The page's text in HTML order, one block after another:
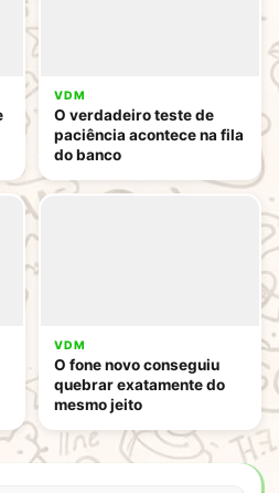
VDM
O verdadeiro teste de
paciência acontece na fila
do banco
VDM
O fone novo conseguiu
quebrar exatamente do
mesmo jeito